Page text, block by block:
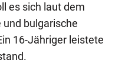
es sich laut dem
und bulgarische
16-Jähriger leistete